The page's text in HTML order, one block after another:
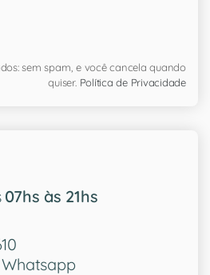
sem spam, e você cancela quando
quiser. Política de Privacidade
07hs às 21hs